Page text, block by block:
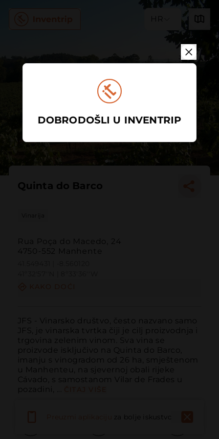
HR
Quinta do Barco
Vinarija
Rua Poça do Macedo, 24
4750-552 Manhente
JFS - Vinarsko društvo, često nazvano samo
JFS, je vinarska tvrtka čiji je cilj proizvodnja i
trgovina zelenim vinom. Sva vina se
proizvode isključivo na Quinta do Barco,
imanju s vinogradom od 26 ha, smještenom
u Manhenteu, na sjevernoj obali rijeke
Cávado, s samostanom Vilar de Frades u
pozadini, ...
za bolje iskustvo
DOBRODOŠLI U INVENTRIP